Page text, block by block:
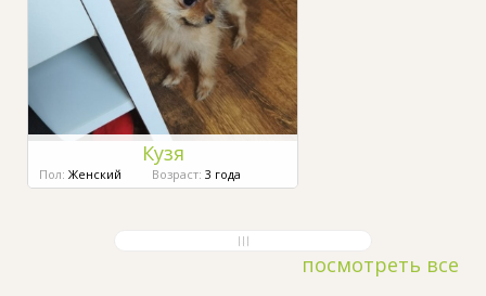
Кузя
Пол: Женский Возраст: 3 года
посмотреть все